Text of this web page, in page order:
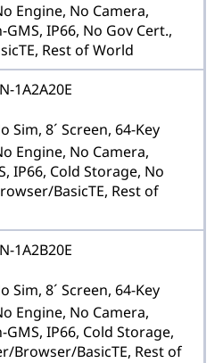
Engine, No Camera,
IP66, No Gov Cert.,
Rest of World
1A2A20E
Sim, 8´ Screen, 64-Key
Engine, No Camera,
IP66, Cold Storage, No
BasicTE, Rest of
1A2B20E
Sim, 8´ Screen, 64-Key
Engine, No Camera,
IP66, Cold Storage,
Browser/BasicTE, Rest of